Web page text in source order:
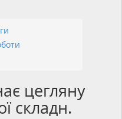
цегляну
складн.